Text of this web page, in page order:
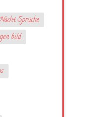
Sprüche
bild